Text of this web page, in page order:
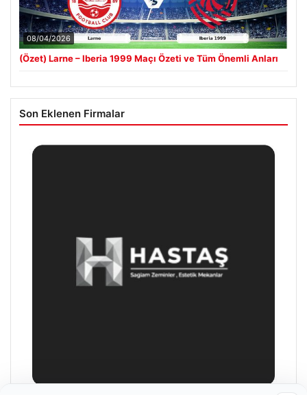
08/04/2026
(Özet) Larne – Iberia 1999 Maçı Özeti ve Tüm Önemli Anları
Son Eklenen Firmalar